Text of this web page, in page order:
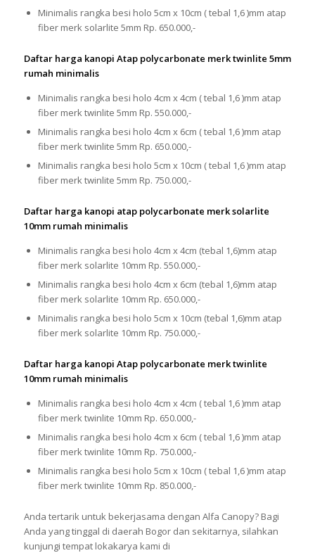
Minimalis rangka besi holo 5cm x 10cm ( tebal 1,6 )mm atap
fiber merk solarlite 5mm Rp. 650.000,-
Daftar harga kanopi Atap polycarbonate merk twinlite 5mm
rumah minimalis
Minimalis rangka besi holo 4cm x 4cm ( tebal 1,6 )mm atap
fiber merk twinlite 5mm Rp. 550.000,-
Minimalis rangka besi holo 4cm x 6cm ( tebal 1,6 )mm atap
fiber merk twinlite 5mm Rp. 650.000,-
Minimalis rangka besi holo 5cm x 10cm ( tebal 1,6 )mm atap
fiber merk twinlite 5mm Rp. 750.000,-
Daftar harga kanopi atap polycarbonate merk solarlite
10mm rumah minimalis
Minimalis rangka besi holo 4cm x 4cm (tebal 1,6)mm atap
fiber merk solarlite 10mm Rp. 550.000,-
Minimalis rangka besi holo 4cm x 6cm (tebal 1,6)mm atap
fiber merk solarlite 10mm Rp. 650.000,-
Minimalis rangka besi holo 5cm x 10cm (tebal 1,6)mm atap
fiber merk solarlite 10mm Rp. 750.000,-
Daftar harga kanopi Atap polycarbonate merk twinlite
10mm rumah minimalis
Minimalis rangka besi holo 4cm x 4cm ( tebal 1,6 )mm atap
fiber merk twinlite 10mm Rp. 650.000,-
Minimalis rangka besi holo 4cm x 6cm ( tebal 1,6 )mm atap
fiber merk twinlite 10mm Rp. 750.000,-
Minimalis rangka besi holo 5cm x 10cm ( tebal 1,6 )mm atap
fiber merk twinlite 10mm Rp. 850.000,-
Anda tertarik untuk bekerjasama dengan Alfa Canopy? Bagi
Anda yang tinggal di daerah Bogor dan sekitarnya, silahkan
kunjungi tempat lokakarya kami di